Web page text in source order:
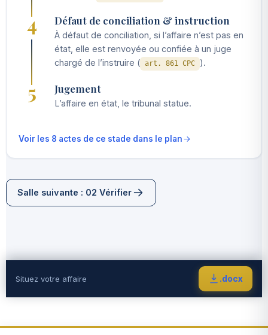
4 Défaut de conciliation & instruction
À défaut de conciliation, si l’affaire n’est pas en
état, elle est renvoyée ou confiée à un juge
chargé de l’instruire ( art. 861 CPC ).
5 Jugement
L’affaire en état, le tribunal statue.
Voir les 8 actes de ce stade dans le plan
Salle suivante : 02 Vérifier
Situez votre affaire .docx